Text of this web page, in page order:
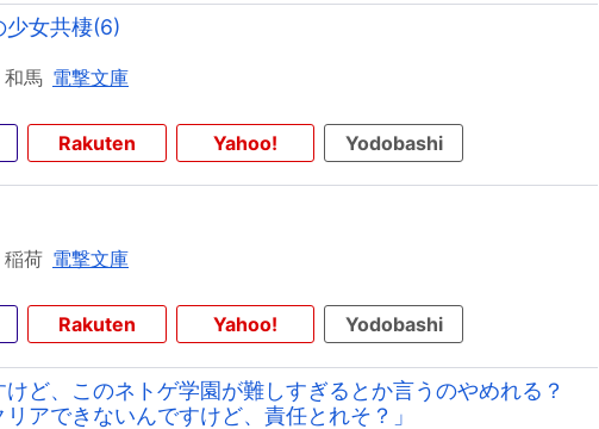
少女共棲(6)
馬 電撃文庫
Rakuten Yahoo! Yodobashi
稲荷 電撃文庫
Rakuten Yahoo! Yodobashi
けど、このネトゲ学園が難しすぎるとか言うのやめれる？
リアできないんですけど、責任とれそ？」